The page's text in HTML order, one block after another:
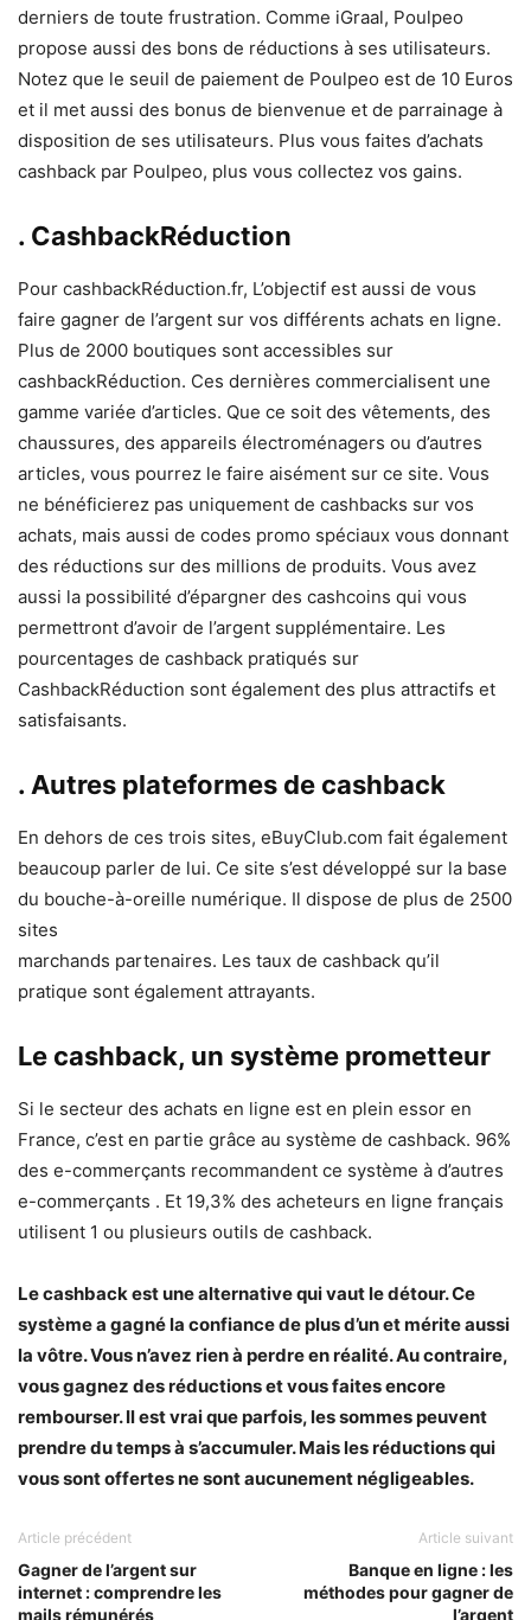
derniers de toute frustration. Comme iGraal, Poulpeo
propose aussi des bons de réductions à ses utilisateurs.
Notez que le seuil de paiement de Poulpeo est de 10 Euros
et il met aussi des bonus de bienvenue et de parrainage à
disposition de ses utilisateurs. Plus vous faites d’achats
cashback par Poulpeo, plus vous collectez vos gains.
. CashbackRéduction
Pour cashbackRéduction.fr, L’objectif est aussi de vous
faire gagner de l’argent sur vos différents achats en ligne.
Plus de 2000 boutiques sont accessibles sur
cashbackRéduction. Ces dernières commercialisent une
gamme variée d’articles. Que ce soit des vêtements, des
chaussures, des appareils électroménagers ou d’autres
articles, vous pourrez le faire aisément sur ce site. Vous
ne bénéficierez pas uniquement de cashbacks sur vos
achats, mais aussi de codes promo spéciaux vous donnant
des réductions sur des millions de produits. Vous avez
aussi la possibilité d’épargner des cashcoins qui vous
permettront d’avoir de l’argent supplémentaire. Les
pourcentages de cashback pratiqués sur
CashbackRéduction sont également des plus attractifs et
satisfaisants.
. Autres plateformes de cashback
En dehors de ces trois sites, eBuyClub.com fait également
beaucoup parler de lui. Ce site s’est développé sur la base
du bouche-à-oreille numérique. Il dispose de plus de 2500
sites
marchands partenaires. Les taux de cashback qu’il
pratique sont également attrayants.
Le cashback, un système prometteur
Si le secteur des achats en ligne est en plein essor en
France, c’est en partie grâce au système de cashback. 96%
des e-commerçants recommandent ce système à d’autres
e-commerçants . Et 19,3% des acheteurs en ligne français
utilisent 1 ou plusieurs outils de cashback.
Le cashback est une alternative qui vaut le détour. Ce
système a gagné la confiance de plus d’un et mérite aussi
la vôtre. Vous n’avez rien à perdre en réalité. Au contraire,
vous gagnez des réductions et vous faites encore
rembourser. Il est vrai que parfois, les sommes peuvent
prendre du temps à s’accumuler. Mais les réductions qui
vous sont offertes ne sont aucunement négligeables.
Article précédent
Gagner de l’argent sur
internet : comprendre les
mails rémunérés
Article suivant
Banque en ligne : les
méthodes pour gagner de
l’argent